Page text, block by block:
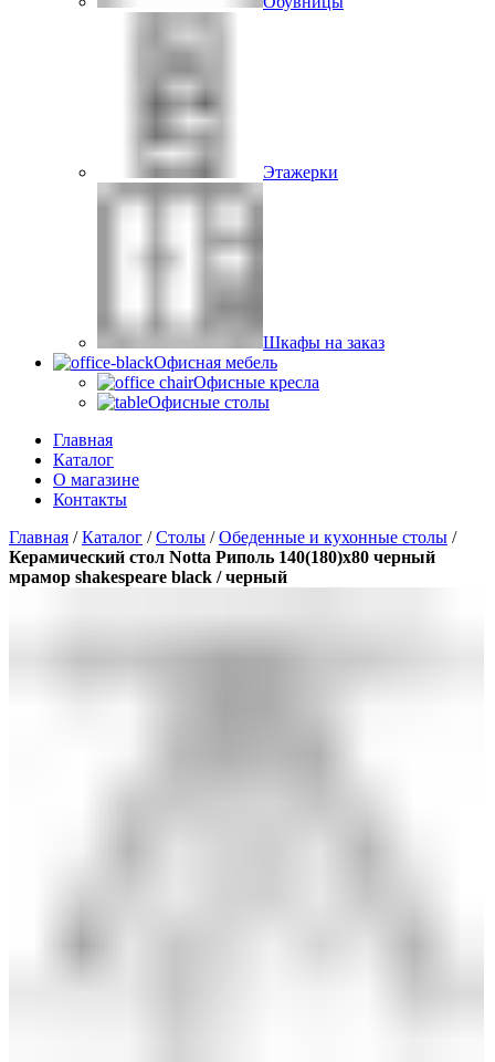
Этажерки
Шкафы на заказ
Офисная мебель
Офисные кресла
Офисные столы
Главная
Каталог
О магазине
Контакты
Главная /Каталог /Столы /Обеденные и кухонные столы /
Керамический стол Notta Риполь 140(180)х80 черный
мрамор shakespeare black / черный